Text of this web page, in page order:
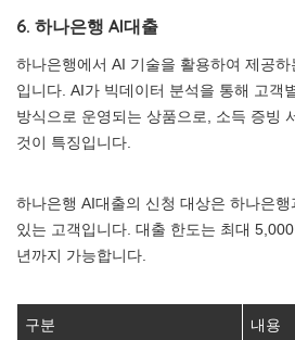
6. 하나은행 AI대출
하나은행에서 AI 기술을 활용하여 제공
입니다. AI가 빅데이터 분석을 통해 고객
방식으로 운영되는 상품으로, 소득 증빙
것이 특징입니다.
하나은행 AI대출의 신청 대상은 하나은
있는 고객입니다. 대출 한도는 최대
년까지 가능합니다.
구분 내용